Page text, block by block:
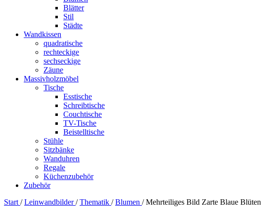
Blätter
Stil
Städte
Wandkissen
quadratische
rechteckige
sechseckige
Zäune
Massivholzmöbel
Tische
Esstische
Schreibtische
Couchtische
TV-Tische
Beistelltische
Stühle
Sitzbänke
Wanduhren
Regale
Küchenzubehör
Zubehör
Start / Leinwandbilder/ Thematik / Blumen / Mehrteiliges Bild Zarte Blaue Blüten